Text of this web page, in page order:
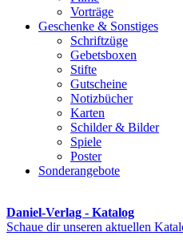
Vorträge
Geschenke & Sonstiges
Schriftzüge
Gebetsboxen
Stifte
Gutscheine
Notizbücher
Karten
Schilder & Bilder
Spiele
Poster
Sonderangebote
Daniel-Verlag - Katalog
Schaue dir unseren aktuellen